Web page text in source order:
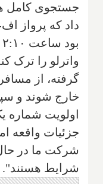
جستجوی کامل
واترلو را ترک
گرفته، از
خارج شوند و
اولویت شماره
جزئیات واقعه
شرکت ما در
شرایط هستند".